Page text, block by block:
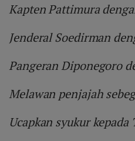
Kapten Pattimura
Jenderal Soedirman
Pangeran Diponegoro
Melawan penjajah
Ucapkan syukur kepada